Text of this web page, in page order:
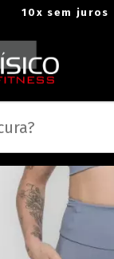
10x sem juros